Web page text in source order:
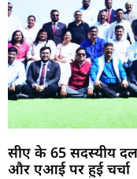
सीए के 65 सदस्यीय
और एआई पर हुई चर्चा